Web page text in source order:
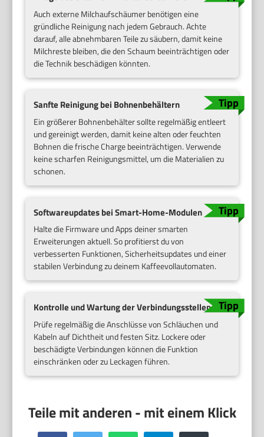
Auch externe Milchaufschäumer benötigen eine
gründliche Reinigung nach jedem Gebrauch. Achte
darauf, alle abnehmbaren Teile zu säubern, damit keine
Milchreste bleiben, die den Schaum beeinträchtigen oder
die Technik beschädigen könnten.
Sanfte Reinigung bei Bohnenbehältern
Ein größerer Bohnenbehälter sollte regelmäßig entleert
und gereinigt werden, damit keine alten oder feuchten
Bohnen die frische Charge beeinträchtigen. Verwende
keine scharfen Reinigungsmittel, um die Materialien zu
schonen.
Softwareupdates bei Smart-Home-Modulen
Halte die Firmware und Apps deiner smarten
Erweiterungen aktuell. So profitierst du von
verbesserten Funktionen, Sicherheitsupdates und einer
stabilen Verbindung zu deinem Kaffeevollautomaten.
Kontrolle und Wartung der Verbindungsstellen
Prüfe regelmäßig die Anschlüsse von Schläuchen und
Kabeln auf Dichtheit und festen Sitz. Lockere oder
beschädigte Verbindungen können die Funktion
einschränken oder zu Leckagen führen.